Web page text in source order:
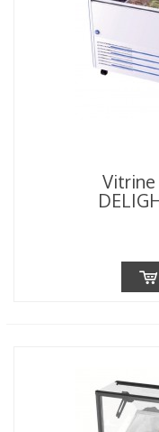
Vitrine